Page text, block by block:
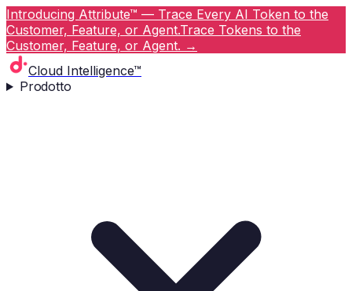
Introducing Attribute™ — Trace Every AI Token to the
Customer, Feature, or Agent.Trace Tokens to the
Customer, Feature, or Agent. →
Cloud Intelligence™
Prodotto